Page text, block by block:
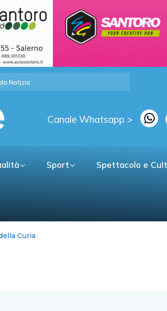
Notizia
Canale Whatsapp >
Sport Spettacolo e
ha diviso il partito